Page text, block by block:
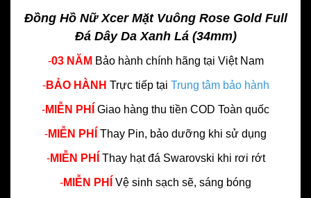
Đồng Hồ Nữ Xcer Mặt Vuông Rose Gold Full
Đá Dây Da Xanh Lá (34mm)
-03 NĂM Bảo hành chính hãng tại Việt Nam
-BẢO HÀNH Trực tiếp tại Trung tâm bảo hành
-MIỄN PHÍ Giao hàng thu tiền COD Toàn quốc
-MIỄN PHÍ Thay Pin, bảo dưỡng khi sử dụng
-MIỄN PHÍ Thay hạt đá Swarovski khi rơi rớt
-MIỄN PHÍ Vệ sinh sạch sẽ, sáng bóng